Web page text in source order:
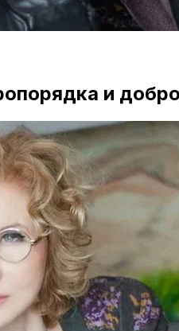
и